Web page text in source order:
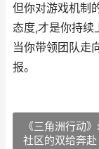
但你对游戏机制
态度,才是你持续
当你带领团队走
报。
《三角洲行动
社区的双给奔